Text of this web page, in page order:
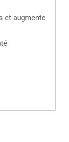
et augmente